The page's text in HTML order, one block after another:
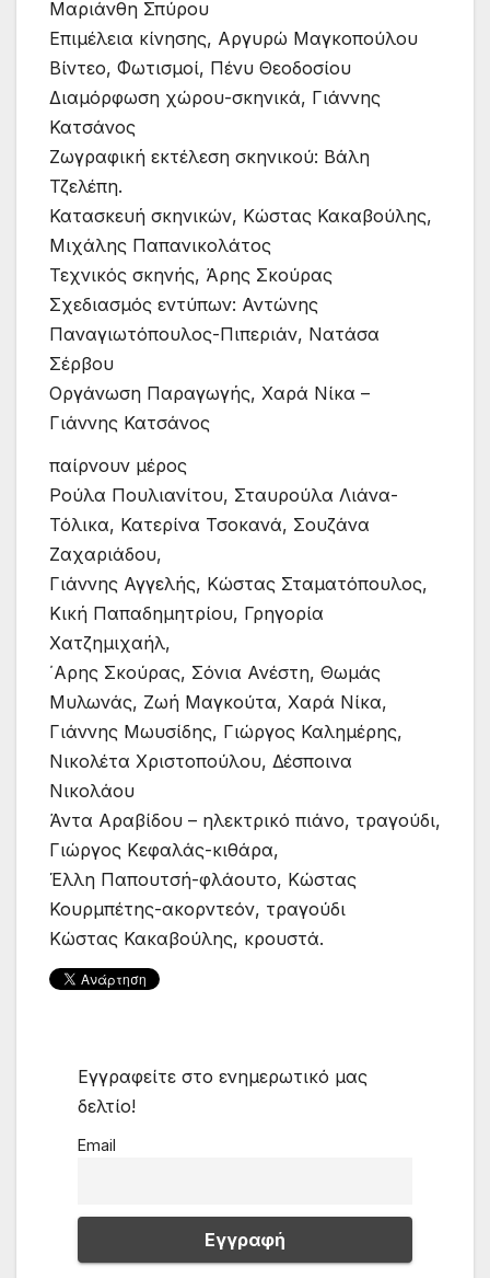
Μαριάνθη Σπύρου
Επιμέλεια κίνησης, Αργυρώ Μαγκοπούλου
Βίντεο, Φωτισμοί, Πένυ Θεοδοσίου
Διαμόρφωση χώρου-σκηνικά, Γιάννης
Κατσάνος
Ζωγραφική εκτέλεση σκηνικού: Βάλη
Τζελέπη.
Κατασκευή σκηνικών, Κώστας Κακαβούλης,
Μιχάλης Παπανικολάτος
Τεχνικός σκηνής, Άρης Σκούρας
Σχεδιασμός εντύπων: Αντώνης
Παναγιωτόπουλος-Πιπεριάν, Νατάσα
Σέρβου
Οργάνωση Παραγωγής, Χαρά Νίκα –
Γιάννης Κατσάνος
παίρνουν μέρος
Ρούλα Πουλιανίτου, Σταυρούλα Λιάνα-
Τόλικα, Κατερίνα Τσοκανά, Σουζάνα
Ζαχαριάδου,
Γιάννης Αγγελής, Κώστας Σταματόπουλος,
Κική Παπαδημητρίου, Γρηγορία
Χατζημιχαήλ,
΄Αρης Σκούρας, Σόνια Ανέστη, Θωμάς
Μυλωνάς, Ζωή Μαγκούτα, Χαρά Νίκα,
Γιάννης Μωυσίδης, Γιώργος Καλημέρης,
Νικολέτα Χριστοπούλου, Δέσποινα
Νικολάου
Άντα Αραβίδου – ηλεκτρικό πιάνο, τραγούδι,
Γιώργος Κεφαλάς-κιθάρα,
Έλλη Παπουτσή-φλάουτο, Κώστας
Κουρμπέτης-ακορντεόν, τραγούδι
Κώστας Κακαβούλης, κρουστά.
Εγγραφείτε στο ενημερωτικό μας
δελτίο!
Email